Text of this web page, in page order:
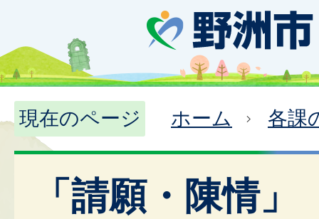
現在のページ ホーム 各課
「請願・陳情」